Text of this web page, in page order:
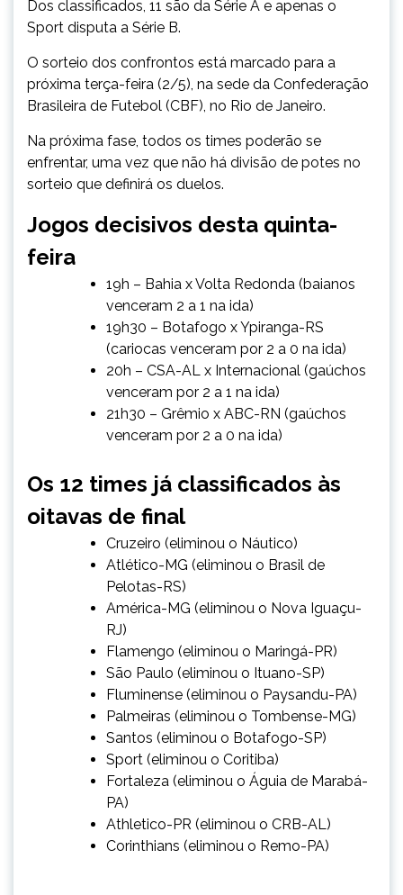
Dos classificados, 11 são da Série A e apenas o
Sport disputa a Série B.
O sorteio dos confrontos está marcado para a
próxima terça-feira (2/5), na sede da Confederação
Brasileira de Futebol (CBF), no Rio de Janeiro.
Na próxima fase, todos os times poderão se
enfrentar, uma vez que não há divisão de potes no
sorteio que definirá os duelos.
Jogos decisivos desta quinta-
feira
19h – Bahia x Volta Redonda (baianos
venceram 2 a 1 na ida)
19h30 – Botafogo x Ypiranga-RS
(cariocas venceram por 2 a 0 na ida)
20h – CSA-AL x Internacional (gaúchos
venceram por 2 a 1 na ida)
21h30 – Grêmio x ABC-RN (gaúchos
venceram por 2 a 0 na ida)
Os 12 times já classificados às
oitavas de final
Cruzeiro (eliminou o Náutico)
Atlético-MG (eliminou o Brasil de
Pelotas-RS)
América-MG (eliminou o Nova Iguaçu-
RJ)
Flamengo (eliminou o Maringá-PR)
São Paulo (eliminou o Ituano-SP)
Fluminense (eliminou o Paysandu-PA)
Palmeiras (eliminou o Tombense-MG)
Santos (eliminou o Botafogo-SP)
Sport (eliminou o Coritiba)
Fortaleza (eliminou o Águia de Marabá-
PA)
Athletico-PR (eliminou o CRB-AL)
Corinthians (eliminou o Remo-PA)